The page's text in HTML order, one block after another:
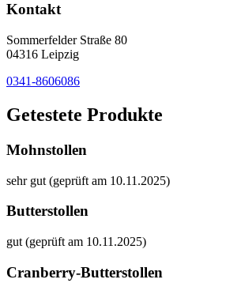
Kontakt
Sommerfelder Straße 80
04316 Leipzig
0341-8606086
Getestete Produkte
Mohnstollen
sehr gut (geprüft am 10.11.2025)
Butterstollen
gut (geprüft am 10.11.2025)
Cranberry-Butterstollen